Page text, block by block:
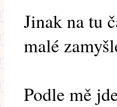
Jinak na tu
malé
Podle mě